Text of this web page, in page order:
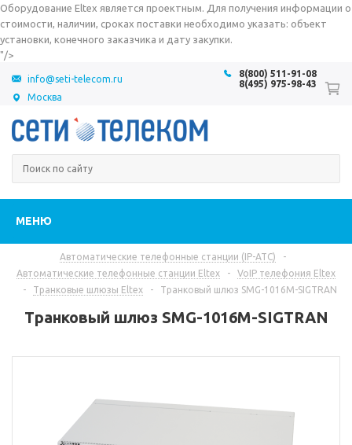
Оборудование Eltex является проектным. Для получения информации о
стоимости, наличии, сроках поставки необходимо указать: объект
установки, конечного заказчика и дату закупки.
"/>
Москва
8(800) 511-91-08
8(495) 975-98-43
info@seti-telecom.ru
МЕНЮ
Автоматические телефонные станции (IP-АТС)
-
Автоматические телефонные станции Eltex
-
VoIP телефония Eltex
-
Транковые шлюзы Eltex - Транковый шлюз SMG-1016M-SIGTRAN
Транковый шлюз SMG-1016M-SIGTRAN